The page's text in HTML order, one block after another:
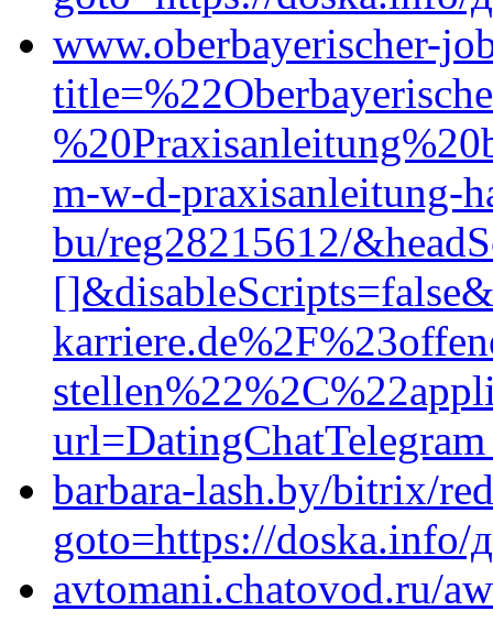
www.oberbayerischer-
m-w-d-praxisanleitung-
bu/reg28215612/
barbara-lash.by/bitrix/
goto=https://doska.info/
avtomani.chatovod.ru/